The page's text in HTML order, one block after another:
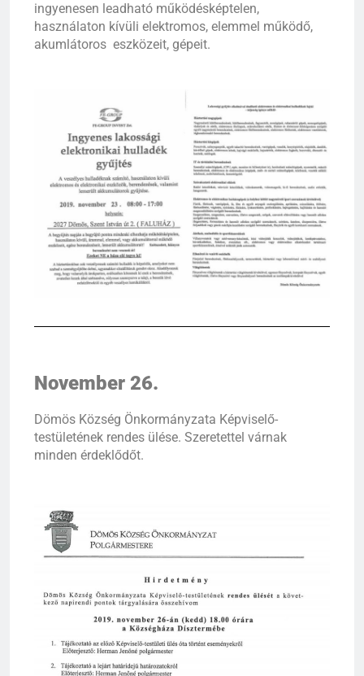
ingyenesen leadható működésképtelen,
használaton kívüli elektromos, elemmel működő,
akumlátoros eszközeit, gépeit.
November 26.
Dömös Község Önkormányzata Képviselő-
testületének rendes ülése. Szeretettel várnak
minden érdeklődőt.